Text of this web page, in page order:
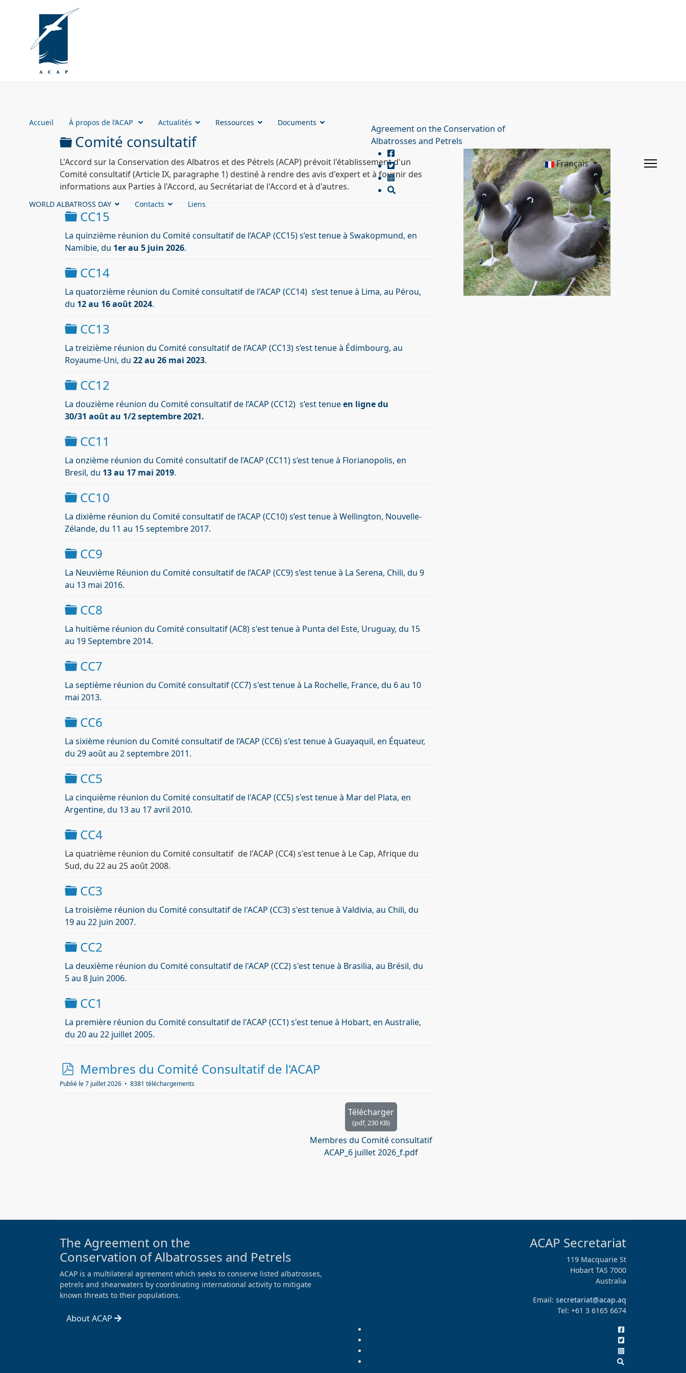
Accueil À propos de l’ACAP Actualités Ressources Documents
WORLD ALBATROSS DAY Contacts Liens
Agreement on the Conservation of
Albatrosses and Petrels
Français
Dossier
Comité consultatif
L'Accord sur la Conservation des Albatros et des Pétrels (ACAP) prévoit l'établissement d'un
Comité consultatif (Article IX, paragraphe 1) destiné à rendre des avis d'expert et à fournir des
informations aux Parties à l'Accord, au Secrétariat de l'Accord et à d'autres.
Dossier
CC15
La quinzième réunion du Comité consultatif de l’ACAP (CC15) s’est tenue à Swakopmund, en
Namibie, du 1er au 5 juin 2026.
Dossier
CC14
La quatorzième réunion du Comité consultatif de l'ACAP (CC14) s’est tenue à Lima, au Pérou,
du 12 au 16 août 2024.
Dossier
CC13
La treizième réunion du Comité consultatif de l’ACAP (CC13) s’est tenue à Édimbourg, au
Royaume-Uni, du 22 au 26 mai 2023.
Dossier
CC12
La douzième réunion du Comité consultatif de l’ACAP (CC12) s’est tenueen ligne du
30/31 août au 1/2 septembre 2021.
Dossier
CC11
La onzième réunion du Comité consultatif de l’ACAP (CC11) s’est tenue à Florianopolis, en
Bresil, du 13 au 17 mai 2019.
Dossier
CC10
La dixième réunion du Comité consultatif de l’ACAP (CC10) s’est tenue à Wellington, Nouvelle-
Zélande, du 11 au 15 septembre 2017.
Dossier
CC9
La Neuvième Réunion du Comité consultatif de l’ACAP (CC9) s’est tenue à La Serena, Chili, du 9
au 13 mai 2016.
Dossier
CC8
La huitième réunion du Comité consultatif(AC8)s'est tenueà Punta del Este, Uruguay, du 15
au 19Septembre2014.
Dossier
CC7
La septième réunion du Comité consultatif (CC7) s'est tenue à La Rochelle, France, du 6 au 10
mai 2013.
Dossier
CC6
La sixième réunion du Comité consultatif de l’ACAP (CC6) s'est tenue à Guayaquil, en Équateur,
du 29 août au 2 septembre 2011.
Dossier
CC5
La cinquième réunion du Comité consultatif de l'ACAP (CC5) s'est tenue à Mar del Plata, en
Argentine, du 13 au 17 avril 2010.
Dossier
CC4
La quatrième réunion du Comité consultatif de l'ACAP (CC4) s'est tenue à Le Cap, Afrique du
Sud, du 22 au 25 août 2008.
Dossier
CC3
La troisième réunion du Comité consultatif de l'ACAP (CC3) s'est tenue à Valdivia, au Chili, du
19 au 22 juin 2007.
Dossier
CC2
La deuxième réunion du Comité consultatif de l'ACAP (CC2) s'est tenue à Brasilia, au Brésil, du
5 au 8 Juin 2006.
Dossier
CC1
La première réunion du Comité consultatif de l'ACAP (CC1) s'est tenue à Hobart, en Australie,
du 20 au 22 juillet 2005.
p
d
Membres du Comité Consultatif de l'ACAP
Publié le 7 juillet 2026 8381 téléchargements
Télécharger
(pdf,230 KB)
Membres du Comité consultatif
ACAP_6 juillet 2026_f.pdf
The Agreement on the
Conservation of Albatrosses and Petrels
ACAP is a multilateral agreement which seeks to conserve listed albatrosses,
petrels and shearwaters by coordinating international activity to mitigate
known threats to their populations.
About ACAP
ACAP Secretariat
119 Macquarie St
Hobart TAS 7000
Australia
Email: secretariat@acap.aq
Tel: +61 3 6165 6674